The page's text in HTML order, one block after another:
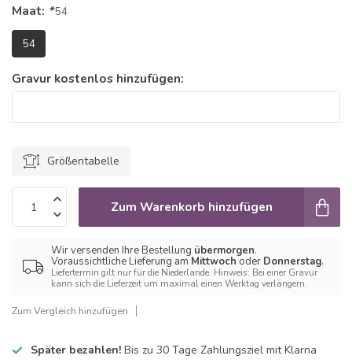
Maat: *54
54
Gravur kostenlos hinzufügen:
Größentabelle
Zum Warenkorb hinzufügen
Wir versenden Ihre Bestellung übermorgen.
Voraussichtliche Lieferung am Mittwoch oder Donnerstag.
Liefertermin gilt nur für die Niederlande. Hinweis: Bei einer Gravur
kann sich die Lieferzeit um maximal einen Werktag verlängern.
Zum Vergleich hinzufügen
Später bezahlen! Bis zu 30 Tage Zahlungsziel mit Klarna